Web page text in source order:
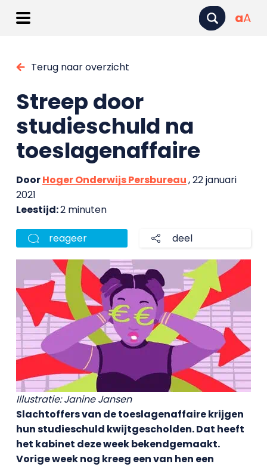
aA
Terug naar overzicht
Streep door
studieschuld na
toeslagenaffaire
DoorHoger Onderwijs Persbureau, 22 januari
2021
Leestijd:2 minuten
reageer deel
Illustratie: Janine Jansen
Slachtoffers van de toeslagenaffaire krijgen
hun studieschuld kwijtgescholden. Dat heeft
het kabinet deze week bekendgemaakt.
Vorige week nog kreeg een van hen een